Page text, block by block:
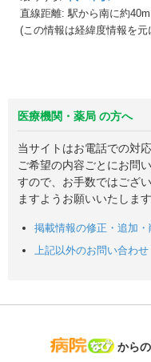
直線距離: 駅から南に約40m
(この情報は経緯度情報を
医療機関・薬局 の方へ
当サイトはお電話での対
ご希望の内容ごとにお問
すので、お手数ではござ
ますようお願いいたします
掲載情報の修正・追加
上記以外のお問い合わせ
病院な
から